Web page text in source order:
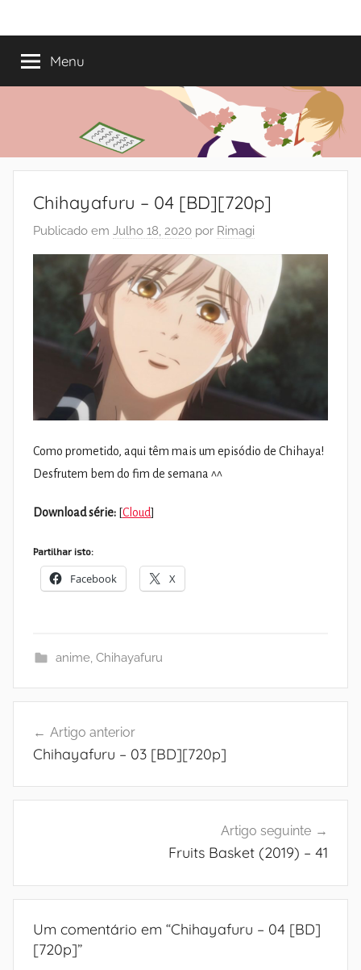
paraMundo
do
Shoujo
anos
a
romances
Menu
Chihayafuru – 04 [BD][720p]
Publicado em Julho 18, 2020 por Rimagi
Como prometido, aqui têm mais um episódio de Chihaya!
Desfrutem bem do fim de semana ^^
Download série: [Cloud]
Partilhar isto:
Facebook X
anime, Chihayafuru
Artigo anterior
Chihayafuru – 03 [BD][720p]
Artigo seguinte
Fruits Basket (2019) – 41
Um comentário em “Chihayafuru – 04 [BD]
[720p]”